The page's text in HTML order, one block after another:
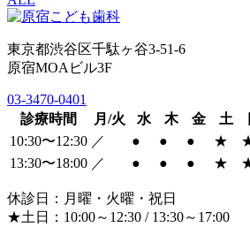
東京都渋谷区千駄ヶ谷3-51-6
原宿MOAビル3F
03-3470-0401
診療時間
月/火 水 木 金 土
10:30〜12:30 ／ ● ● ● ★
13:30〜18:00 ／ ● ● ● ★
休診日：月曜・火曜・祝日
★土日：10:00～12:30 / 13:30～17:00